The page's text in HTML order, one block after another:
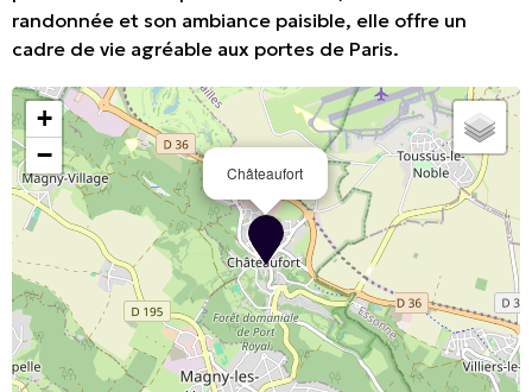
randonnée et son ambiance paisible, elle offre un
cadre de vie agréable aux portes de Paris.
Châteaufort
+
−